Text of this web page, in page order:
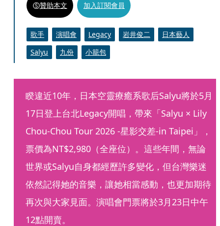
贊助本文 加入訂閱會員
歌手 演唱會 Legacy 岩井俊二
日本藝人
Salyu
九份 小籠包
睽違近10年，日本空靈療癒系歌后Salyu將於5月
17日登上台北Legacy開唱，帶來「Salyu × Lily
Chou-Chou Tour 2026 -星影交差-in Taipei」，
票價為NT$2,980（全座位）。這些年間，無論
世界或Salyu自身都經歷許多變化，但台灣樂迷
依然記得她的音樂，讓她相當感動，也更加期待
再次與大家見面。演唱會門票將於3月23日中午
12點開賣。